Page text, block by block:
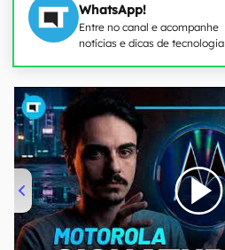
WhatsApp!
Entre no canal e acompanhe
notícias e dicas de tecnologia